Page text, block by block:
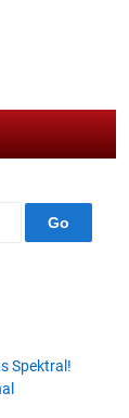
Spektral!